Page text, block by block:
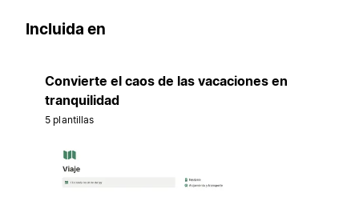
Incluida en
Convierte el caos de las vacaciones en
tranquilidad
5 plantillas